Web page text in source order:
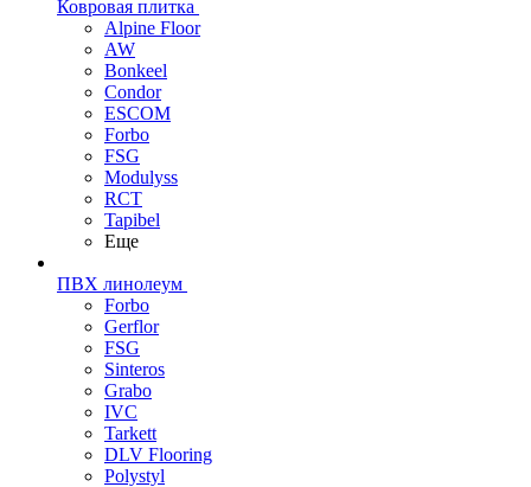
Ковровая плитка
Alpine Floor
AW
Bonkeel
Condor
ESCOM
Forbo
FSG
Modulyss
RCT
Tapibel
Еще
ПВХ линолеум
Forbo
Gerflor
FSG
Sinteros
Grabo
IVC
Tarkett
DLV Flooring
Polystyl